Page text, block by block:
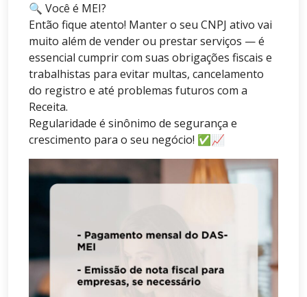
🔍 Você é MEI?
Então fique atento! Manter o seu CNPJ ativo vai
muito além de vender ou prestar serviços — é
essencial cumprir com suas obrigações fiscais e
trabalhistas para evitar multas, cancelamento
do registro e até problemas futuros com a
Receita.
Regularidade é sinônimo de segurança e
crescimento para o seu negócio! ✅📈